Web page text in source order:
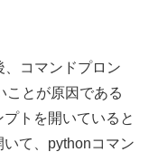
、コマンドプロン
ことが原因である
トを開いていると
て、pythonコマン